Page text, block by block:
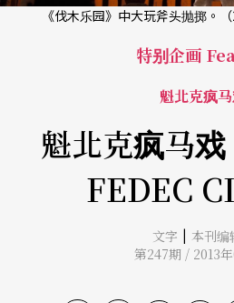
《伐木乐园》中大玩斧头抛掷。
特别企画
魁北克疯
魁北克疯马
FEDEC
文字 | 本刊编
第247期 / 2013